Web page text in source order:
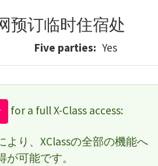
预订临时住宿处
Five parties Yes
for a full X-Class access:
より、XClassの全部の機能へ
可能です。